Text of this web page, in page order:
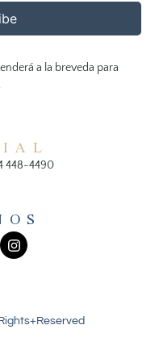
a la breveda para
448-4490